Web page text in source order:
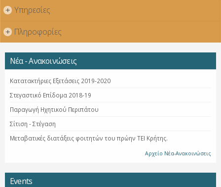
+ Υπηρεσίες
+ Πληροφορίες
Νέα - Ανακοινώσεις
Κατατακτήριες Εξετάσεις 2019-2020
Στεγαστικό Επίδομα 2018-19
Παραγωγή Ηχητικού Περιπάτου
Σίτιση - Στέγαση
Μεταβατικές διατάξεις φοιτητών του πρώην ΤΕΙ Κρήτης.
Αρχείο Νέα-Ανακοινώσεις
Events